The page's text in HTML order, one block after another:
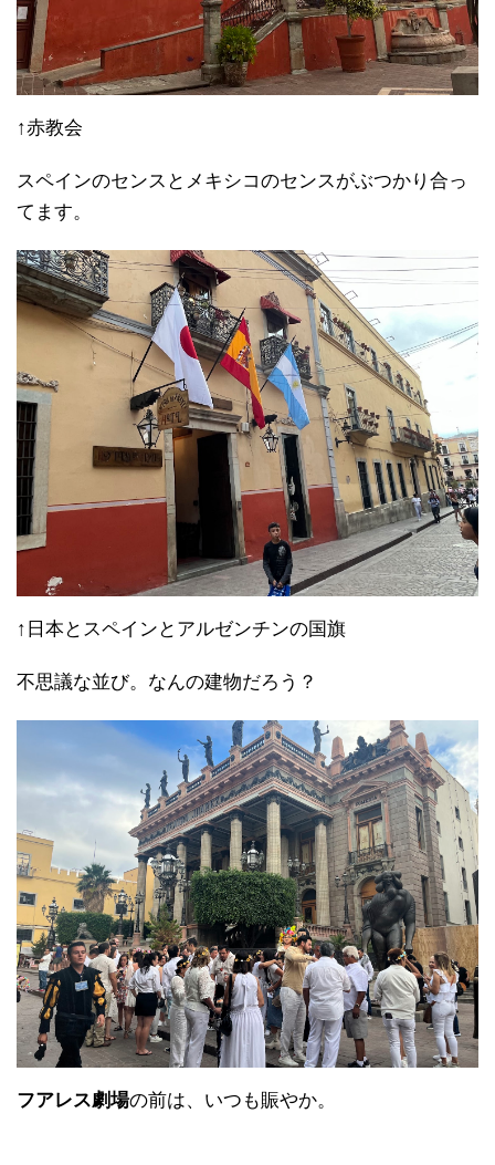
↑赤教会
スペインのセンスとメキシコのセンスがぶつかり合っ
てます。
↑日本とスペインとアルゼンチンの国旗
不思議な並び。なんの建物だろう？
フアレス劇場の前は、いつも賑やか。